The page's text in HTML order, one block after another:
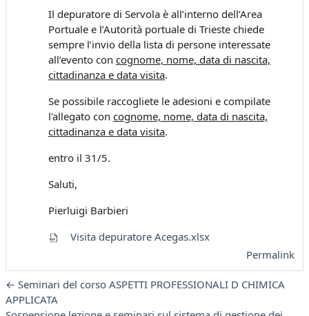
Il depuratore di Servola è all’interno dell’Area
Portuale e l’Autorità portuale di Trieste chiede
sempre l’invio della lista di persone interessate
all’evento con cognome, nome, data di nascita,
cittadinanza e data visita.
Se possibile raccogliete le adesioni e compilate
l'allegato con cognome, nome, data di nascita,
cittadinanza e data visita.
entro il 31/5.
Saluti,
Pierluigi Barbieri
Visita depuratore Acegas.xlsx
Permalink
← Seminari del corso ASPETTI PROFESSIONALI D CHIMICA
APPLICATA